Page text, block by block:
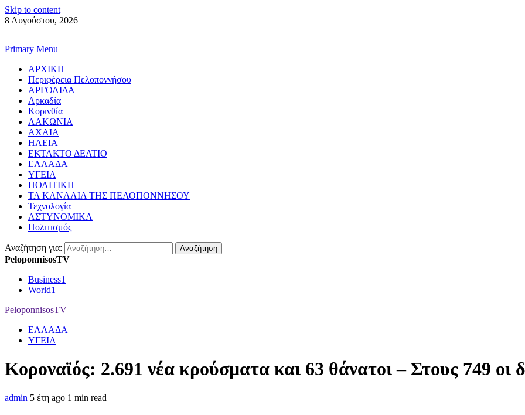
Skip to content
8 Αυγούστου, 2026
Primary Menu
ΑΡΧΙΚΗ
Περιφέρεια Πελοποννήσου
ΑΡΓΟΛΙΔΑ
Αρκαδία
Κορινθία
ΛΑΚΩΝΙΑ
ΑΧΑΙΑ
ΗΛΕΙΑ
ΕΚΤΑΚΤΟ ΔΕΛΤΙΟ
ΕΛΛΑΔΑ
ΥΓΕΙΑ
ΠΟΛΙΤΙΚΗ
ΤΑ ΚΑΝΑΛΙΑ ΤΗΣ ΠΕΛΟΠΟΝΝΗΣΟΥ
Τεχνολογία
ΑΣΤΥΝΟΜΙΚΑ
Πολιτισμός
Αναζήτηση για:
PeloponnisosTV
Business1
World1
PeloponnisosTV
ΕΛΛΑΔΑ
ΥΓΕΙΑ
Κοροναϊός: 2.691 νέα κρούσματα και 63 θάνατοι – Στους 749 οι
admin 5 έτη ago 1 min read